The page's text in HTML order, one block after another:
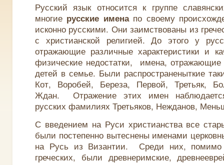
Русский язык относится к группе
многие русские именапо своему
исконно русскими. Они заимствованы из
с христианской религией. До этого у
отражающие различные характеристики и
физические недостатки, имена, отражающие
детей в семье. Были распространеныткие
Кот, Воробей, Береза, Первой, Третьяк,
Ждан. Отражение этих имен
русских фамилиях Третьяков, Нежданов,
С введением на Руси христианства все
были постепенно вытеснены именами
на Русь из Византии. Среди них, помимо
греческих, были древнеримские,